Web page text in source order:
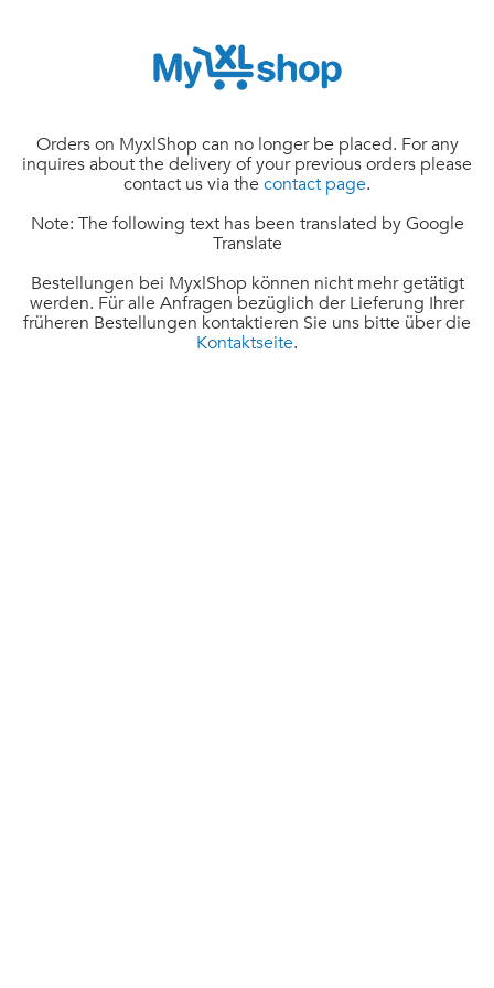
Orders on MyxlShop can no longer be placed. For any
inquires about the delivery of your previous orders please
contact us via the contact page.
Note: The following text has been translated by Google
Translate
Bestellungen bei MyxlShop können nicht mehr getätigt
werden. Für alle Anfragen bezüglich der Lieferung Ihrer
früheren Bestellungen kontaktieren Sie uns bitte über die
Kontaktseite.